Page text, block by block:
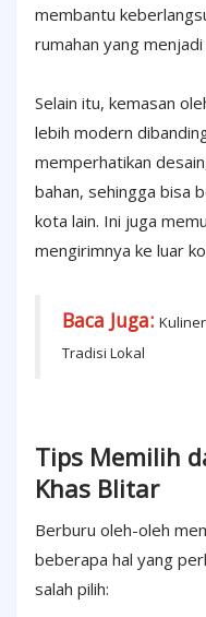
membantu
rumahan yang
Selain itu, kemasan
lebih modern
memperhatikan
bahan, sehingga bisa
kota lain. Ini juga
mengirimnya ke luar
Baca Juga:
Tradisi Lokal
Tips Memilih
Khas Blitar
Berburu oleh-oleh
beberapa hal yang
salah pilih: